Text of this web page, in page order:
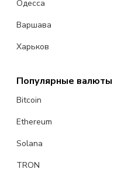
Одесса
Варшава
Харьков
Популярные валюты
Bitcoin
Ethereum
Solana
TRON